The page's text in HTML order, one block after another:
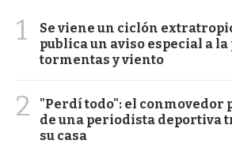
1
Se viene un ciclón
publica un aviso especial a
tormentas y viento
2
"Perdí todo": el conmovedor
de una periodista deportiva
su casa